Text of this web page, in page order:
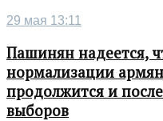
29 мая 13:11
Пашинян надеется,
нормализации
продолжится и
выборов